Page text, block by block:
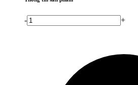
- +